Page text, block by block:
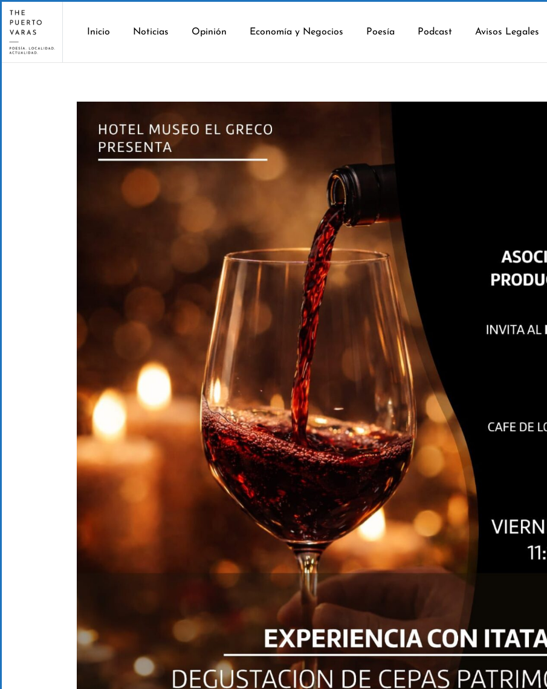
Inicio Noticias Opinión Economía y Negocios Poesía Podcast Avisos Legales